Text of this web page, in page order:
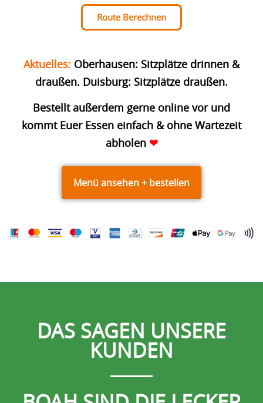
Route Berechnen
Aktuelles: Oberhausen: Sitzplätze drinnen &
draußen. Duisburg: Sitzplätze draußen.
Bestellt außerdem gerne online vor und
kommt Euer Essen einfach & ohne Wartezeit
abholen❤
Menü ansehen + bestellen
DAS SAGEN UNSERE
KUNDEN